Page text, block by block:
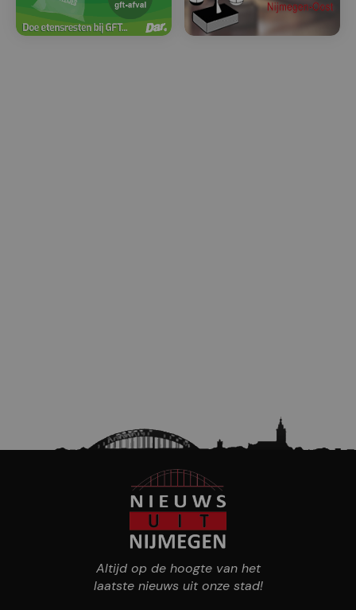
Altijd op de hoogte van het
laatste nieuws uit onze stad!